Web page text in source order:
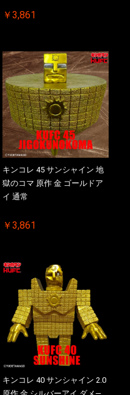
￥3,861
キンコレ 45 サンシャイン 地
獄のコマ 原作 金 ゴールドア
イ 通常
￥3,861
キンコレ 40 サンシャイン 2.0